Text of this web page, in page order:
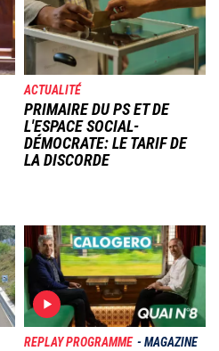
ACTUALITÉ
PRIMAIRE DU PS ET DE
L'ESPACE SOCIAL-
DÉMOCRATE: LE TARIF DE
LA DISCORDE
Image
REPLAY PROGRAMME MAGAZINE